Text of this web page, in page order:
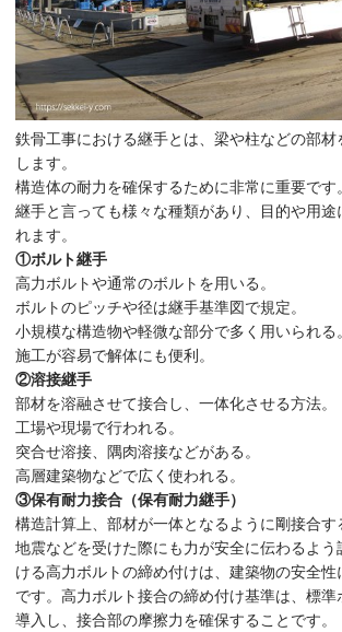
鉄骨工事における継手とは、梁や柱などの部
します。
構造体の耐力を確保するために非常に重要です。
継手と言っても様々な種類があり、目的や用途
れます。
①ボルト継手
高力ボルトや通常のボルトを用いる。
ボルトのピッチや径は継手基準図で規定。
小規模な構造物や軽微な部分で多く用いられる。
施工が容易で解体にも便利。
②溶接継手
部材を溶融させて接合し、一体化させる方法。
工場や現場で行われる。
突合せ溶接、隅肉溶接などがある。
高層建築物などで広く使われる。
③保有耐力接合（保有耐力継手）
構造計算上、部材が一体となるように剛接合す
地震などを受けた際にも力が安全に伝わるよ
ける高力ボルトの締め付けは、建築物の安全
です。高力ボルト接合の締め付け基準は、標
導入し、接合部の摩擦力を確保することです。